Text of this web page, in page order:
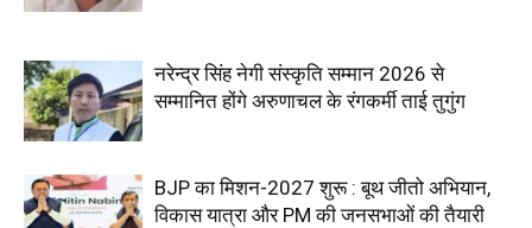
नरेन्द्र सिंह नेगी संस्कृति सम्मान 2026 से
सम्मानित होंगे अरुणाचल के रंगकर्मी ताई तुगुंग
BJP का मिशन-2027 शुरू : बूथ जीतो अभियान,
विकास यात्रा और PM की जनसभाओं की तैयारी